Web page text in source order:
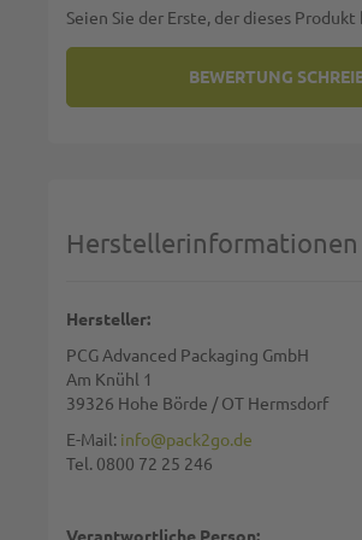
Seien Sie der Erste, der dieses
BEWERTUNG
Zusammenfassung:
Herstellerinformationen
Hersteller:
PCG Advanced Packaging GmbH
Am Knühl 1
39326 Hohe Börde / OT Hermsdorf
E-Mail: info@pack2go.de
Tel. 0800 72 25 246
Verantwortliche Person: